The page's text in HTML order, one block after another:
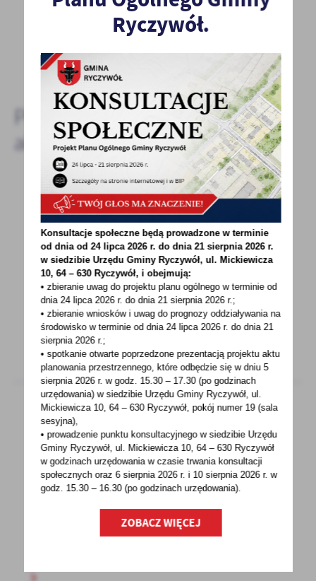
- to dla Ciebie staramy się być najlepsi, a Twoje zdanie
bardzo nam w tym pomoże!
Pozostałe
aktualności
16 - 03 - 2023
Wielkopolska: do urzędów skarbowych
wpłynęło już milion PIT-ów za 2022 rok
Minął już miesiąc, odkąd podatnicy mogą
rozliczać swój PIT za ubiegły rok.
Przedstawiamy pierwsze...
16 - 03 - 2023
Podpisanie umowy na remont Grobu
Powstańców Wielkopolskich w Ryczywole
w Ryczywole miało miejsce podpisanie umowy,
która dotyczy...
Ryczywół.
Konsultacje społeczne będą prowadzone w terminie
od dnia od 24 lipca 2026 r. do dnia 21 sierpnia 2026 r.
w siedzibie Urzędu Gminy Ryczywół, ul. Mickiewicza
10, 64 – 630 Ryczywół, i obejmują:
• zbieranie uwag do projektu planu ogólnego w terminie od
dnia 24 lipca 2026 r. do dnia 21 sierpnia 2026 r.;
• zbieranie wniosków i uwag do prognozy oddziaływania na
środowisko w terminie od dnia 24 lipca 2026 r. do dnia 21
sierpnia 2026 r.;
• spotkanie otwarte poprzedzone prezentacją projektu aktu
planowania przestrzennego, które odbędzie się w dniu 5
sierpnia 2026 r.w godz. 15.30 – 17.30 (po godzinach
urzędowania) w siedzibie Urzędu Gminy Ryczywół, ul.
Mickiewicza 10, 64 – 630 Ryczywół, pokójnumer 19 (sala
sesyjna),
• prowadzenie punktu konsultacyjnego w siedzibie Urzędu
Gminy Ryczywół, ul. Mickiewicza 10, 64 – 630 Ryczywół
w godzinachurzędowania w czasie trwania konsultacji
społecznych oraz 6 sierpnia 2026 r. i 10 sierpnia 2026 r. w
godz. 15.30 – 16.30 (po godzinachurzędowania).
ZOBACZ WIĘCEJ